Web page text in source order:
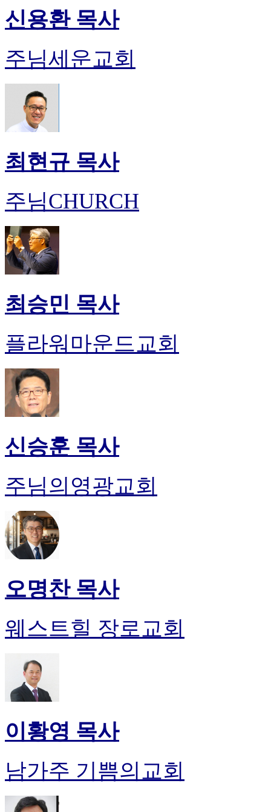
신용환 목사
주님세운교회
최현규 목사
주님CHURCH
최승민 목사
플라워마운드교회
신승훈 목사
주님의영광교회
오명찬 목사
웨스트힐 장로교회
이황영 목사
남가주 기쁨의교회